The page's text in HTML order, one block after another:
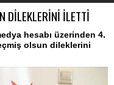
DİLEKLERİNİ İLETTİ
hesabı üzerinden 4.
olsun dileklerini